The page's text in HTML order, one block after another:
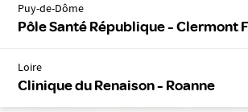
Puy-de-Dôme
Pôle Santé République - Clermont
Loire
Clinique du Renaison - Roanne